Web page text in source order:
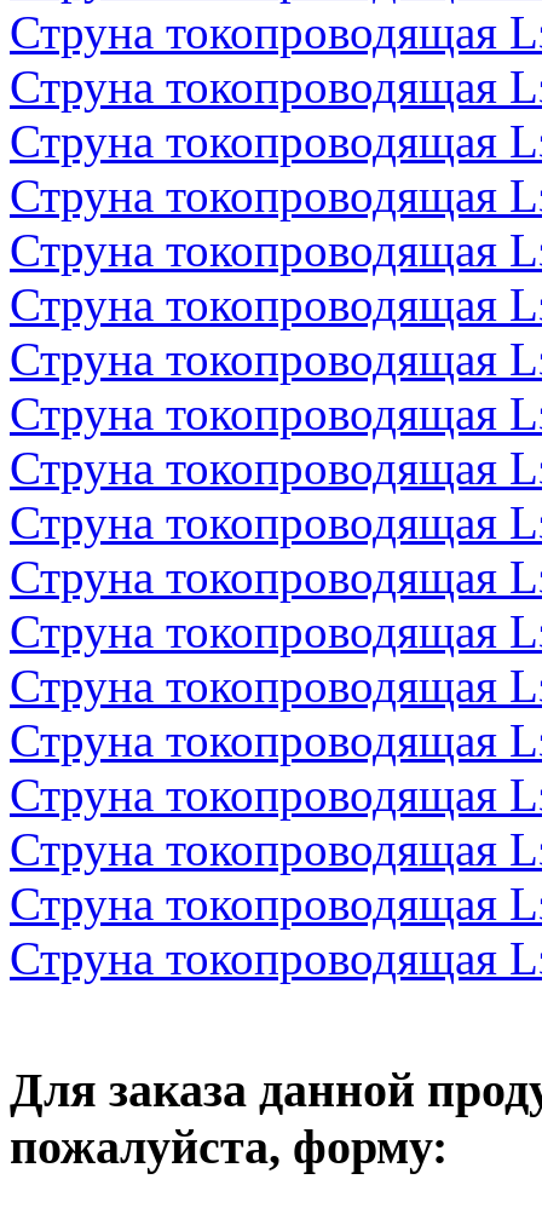
Струна токопроводящая
Струна токопроводящая
Струна токопроводящая
Струна токопроводящая
Струна токопроводящая
Струна токопроводящая
Струна токопроводящая
Струна токопроводящая
Струна токопроводящая
Струна токопроводящая
Струна токопроводящая
Струна токопроводящая
Струна токопроводящая
Струна токопроводящая
Струна токопроводящая
Струна токопроводящая
Струна токопроводящая
Струна токопроводящая
Для заказа данной
пожалуйста, форму: